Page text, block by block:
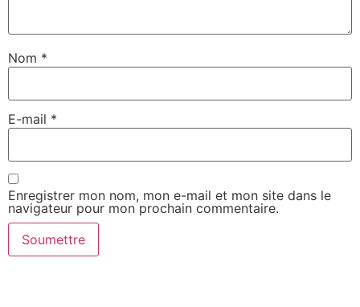
Nom *
E-mail *
Enregistrer mon nom, mon e-mail et mon site dans le
navigateur pour mon prochain commentaire.